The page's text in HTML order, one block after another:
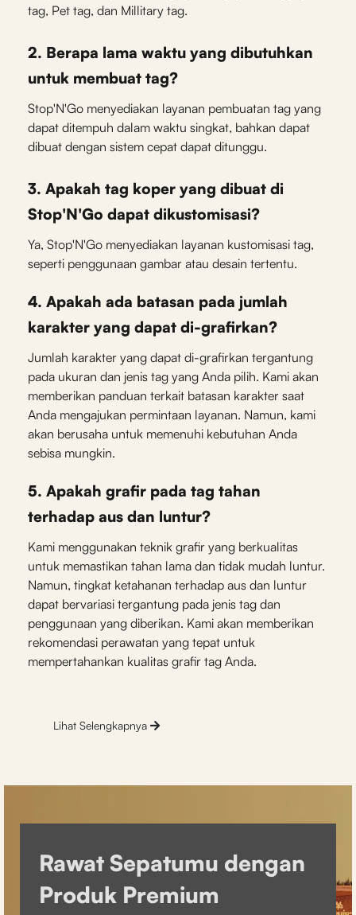
tag, Pet tag, dan Millitary tag.
2. Berapa lama waktu yang dibutuhkan
untuk membuat tag?
Stop'N'Go menyediakan layanan pembuatan tag yang
dapat ditempuh dalam waktu singkat, bahkan dapat
dibuat dengan sistem cepat dapat ditunggu.
3. Apakah tag koper yang dibuat di
Stop'N'Go dapat dikustomisasi?
Ya, Stop'N'Go menyediakan layanan kustomisasi tag,
seperti penggunaan gambar atau desain tertentu.
4. Apakah ada batasan pada jumlah
karakter yang dapat di-grafirkan?
Jumlah karakter yang dapat di-grafirkan tergantung
pada ukuran dan jenis tag yang Anda pilih. Kami akan
memberikan panduan terkait batasan karakter saat
Anda mengajukan permintaan layanan. Namun, kami
akan berusaha untuk memenuhi kebutuhan Anda
sebisa mungkin.
5. Apakah grafir pada tag tahan
terhadap aus dan luntur?
Kami menggunakan teknik grafir yang berkualitas
untuk memastikan tahan lama dan tidak mudah luntur.
Namun, tingkat ketahanan terhadap aus dan luntur
dapat bervariasi tergantung pada jenis tag dan
penggunaan yang diberikan. Kami akan memberikan
rekomendasi perawatan yang tepat untuk
mempertahankan kualitas grafir tag Anda.
Lihat Selengkapnya
Rawat Sepatumu dengan
Produk Premium